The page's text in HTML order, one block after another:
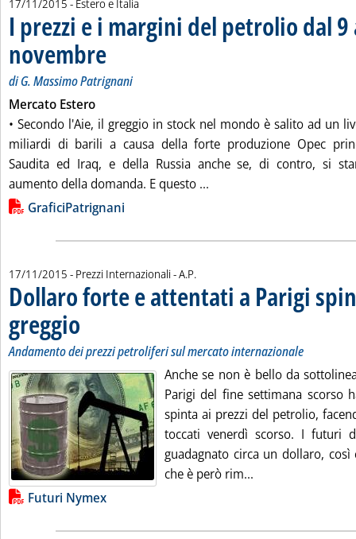
17/11/2015 - Estero e Italia
I prezzi e i margini del petrolio dal 9
novembre . Sottotitolo: di G. Massimo Patrignani
. Pubblicata martedì 17 novembre 2015 alle 14.51.
di G. Massimo Patrignani
Mercato Estero
• Secondo l'Aie, il greggio in stock nel mondo è salito ad un
miliardi di barili a causa della forte produzione Opec
Saudita ed Iraq, e della Russia anche se, di contro, si
aumento della domanda. E questo ...
Lista allegati PDF alla notizia
GraficiPatrignani
17/11/2015 - Prezzi Internazionali -di:
A.P.
Dollaro forte e attentati a Parigi
greggio . Sottotitolo: Andamento dei prezzi petroliferi sul mercato internazionale
Andamento dei prezzi petroliferi sul mercato internazionale
Anche se non è bello da
Parigi del fine settimana scorso
spinta ai prezzi del petrolio,
toccati venerdì scorso. I futuri
guadagnato circa un dollaro,
che è però rim...
Lista allegati PDF alla notizia
Futuri Nymex